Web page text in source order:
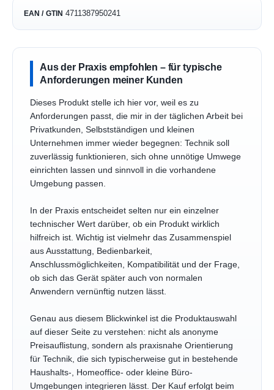
EAN / GTIN 4711387950241
Aus der Praxis empfohlen – für typische
Anforderungen meiner Kunden
Dieses Produkt stelle ich hier vor, weil es zu
Anforderungen passt, die mir in der täglichen Arbeit bei
Privatkunden, Selbstständigen und kleinen
Unternehmen immer wieder begegnen: Technik soll
zuverlässig funktionieren, sich ohne unnötige Umwege
einrichten lassen und sinnvoll in die vorhandene
Umgebung passen.
In der Praxis entscheidet selten nur ein einzelner
technischer Wert darüber, ob ein Produkt wirklich
hilfreich ist. Wichtig ist vielmehr das Zusammenspiel
aus Ausstattung, Bedienbarkeit,
Anschlussmöglichkeiten, Kompatibilität und der Frage,
ob sich das Gerät später auch von normalen
Anwendern vernünftig nutzen lässt.
Genau aus diesem Blickwinkel ist die Produktauswahl
auf dieser Seite zu verstehen: nicht als anonyme
Preisauflistung, sondern als praxisnahe Orientierung
für Technik, die sich typischerweise gut in bestehende
Haushalts-, Homeoffice- oder kleine Büro-
Umgebungen integrieren lässt. Der Kauf erfolgt beim